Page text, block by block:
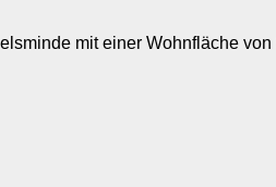
mit einer Wohnfläche von